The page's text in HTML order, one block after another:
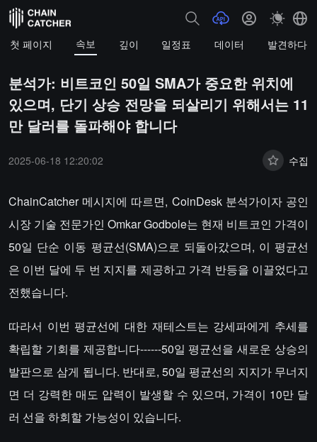
첫 페이지 속보 깊이 일정표 데이터 발견하다
분석가: 비트코인 50일 SMA가 중요한 위치에
있으며, 단기 상승 전망을 되살리기 위해서는 11
만 달러를 돌파해야 합니다
2025-06-18 12:20:02 수집
ChainCatcher 메시지에 따르면, CoinDesk 분석가이자 공인
시장 기술 전문가인 Omkar Godbole는 현재 비트코인 가격이
50일 단순 이동 평균선(SMA)으로 되돌아갔으며, 이 평균선
은 이번 달에 두 번 지지를 제공하고 가격 반등을 이끌었다고
전했습니다.
따라서 이번 평균선에 대한 재테스트는 강세파에게 추세를
확립할 기회를 제공합니다------50일 평균선을 새로운 상승의
발판으로 삼게 됩니다. 반대로, 50일 평균선의 지지가 무너지
면 더 강력한 매도 압력이 발생할 수 있으며, 가격이 10만 달
러 선을 하회할 가능성이 있습니다.